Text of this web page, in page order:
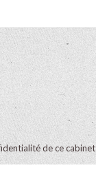
de ce cabinet